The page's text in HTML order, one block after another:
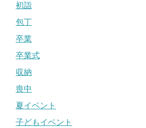
初詣
包丁
卒業
卒業式
収納
喪中
夏イベント
子どもイベント